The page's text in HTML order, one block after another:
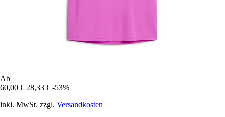
Ab
60,00 € 28,33 € -53%
inkl. MwSt. zzgl. Versandkosten